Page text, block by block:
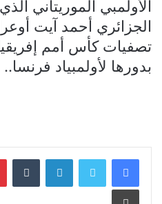
الأولمبي الموريتاني
الجزائري أحمد آيت
تصفيات كأس أمم
بدورها لأولمبياد فرنسا..
لينكدإن
طباعة